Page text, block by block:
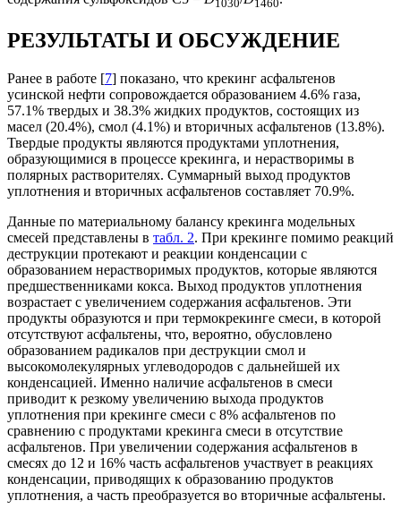
1030 1460
РЕЗУЛЬТАТЫ И ОБСУЖДЕНИЕ
Ранее в работе [7] показано, что крекинг асфальтенов
усинской нефти сопровождается образованием 4.6% газа,
57.1% твердых и 38.3% жидких продуктов, состоящих из
масел (20.4%), смол (4.1%) и вторичных асфальтенов (13.8%).
Твердые продукты являются продуктами уплотнения,
образующимися в процессе крекинга, и нерастворимы в
полярных растворителях. Суммарный выход продуктов
уплотнения и вторичных асфальтенов составляет 70.9%.
Данные по материальному балансу крекинга модельных
смесей представлены в табл. 2. При крекинге помимо реакций
деструкции протекают и реакции конденсации с
образованием нерастворимых продуктов, которые являются
предшественниками кокса. Выход продуктов уплотнения
возрастает с увеличением содержания асфальтенов. Эти
продукты образуются и при термокрекинге смеси, в которой
отсутствуют асфальтены, что, вероятно, обусловлено
образованием радикалов при деструкции смол и
высокомолекулярных углеводородов с дальнейшей их
конденсацией. Именно наличие асфальтенов в смеси
приводит к резкому увеличению выхода продуктов
уплотнения при крекинге смеси с 8% асфальтенов по
сравнению с продуктами крекинга смеси в отсутствие
асфальтенов. При увеличении содержания асфальтенов в
смесях до 12 и 16% часть асфальтенов участвует в реакциях
конденсации, приводящих к образованию продуктов
уплотнения, а часть преобразуется во вторичные асфальтены.